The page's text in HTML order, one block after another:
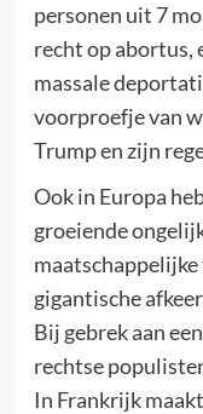
personen uit 7
recht op abortus,
massale
voorproefje van
Trump en zijn
Ook in Europa
groeiende
gigantische
Bij gebrek aan
rechtse
In Frankrijk